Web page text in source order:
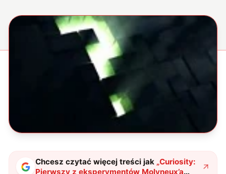
Chcesz czytać więcej treści jak „Curiosity:
Pierwszy z eksperymentów Molyneux’a